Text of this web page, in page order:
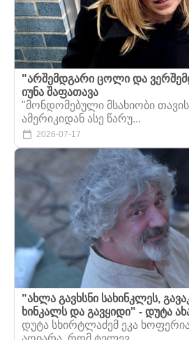
"არშემდგარი ცოლი და
იუნა შაფათავა
"მონდომებული მსახიობი
ამერიკიდან ასე წარუ...
2026-07-17
"ახლა გავხსნი სახინკლეს,
ხინკალს და გავყიდი" - დუტა
დუტა სხირტლაძემ ეკა